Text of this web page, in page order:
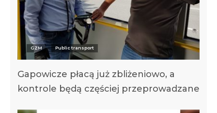
GZM Public transport
Gapowicze płacą już zbliżeniowo, a
kontrole będą częściej przeprowadzane